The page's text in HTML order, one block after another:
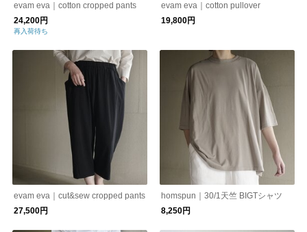
evam eva｜cotton cropped pants
24,200円
再入荷待ち
evam eva｜cotton pullover
19,800円
evam eva｜cut&sew cropped pants
27,500円
homspun｜30/1天竺 BIGTシャツ
8,250円